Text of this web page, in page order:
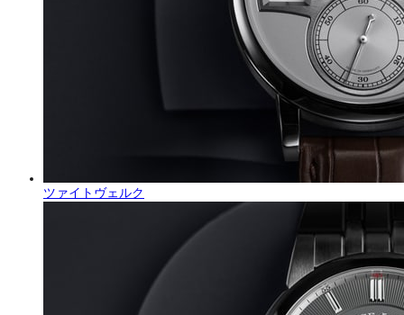
ツァイトヴェルク